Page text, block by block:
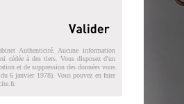
Authenticité. Aucune information
cédée à des tiers. Vous disposez d'un
et de suppression des données vous
6 janvier 1978). Vous pouvez en faire
.